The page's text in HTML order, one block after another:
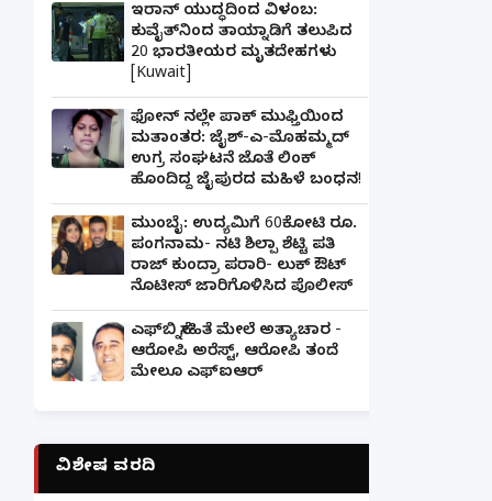
ಇರಾನ್ ಯುದ್ಧದಿಂದ ವಿಳಂಬ:
ಕುವೈತ್‌ನಿಂದ ತಾಯ್ನಾಡಿಗೆ ತಲುಪಿದ
20 ಭಾರತೀಯರ ಮೃತದೇಹಗಳು
[Kuwait]
ಫೋನ್ ನಲ್ಲೇ ಪಾಕ್ ಮುಫ್ತಿಯಿಂದ
ಮತಾಂತರ: ಜೈಶ್-ಎ-ಮೊಹಮ್ಮದ್
ಉಗ್ರ ಸಂಘಟನೆ ಜೊತೆ ಲಿಂಕ್
ಹೊಂದಿದ್ದ ಜೈಪುರದ ಮಹಿಳೆ ಬಂಧನ!
ಮುಂಬೈ: ಉದ್ಯಮಿಗೆ 60ಕೋಟಿ ರೂ.
ಪಂಗನಾಮ- ನಟಿ ಶಿಲ್ಪಾ ಶೆಟ್ಟಿ ಪತಿ
ರಾಜ್ ಕುಂದ್ರಾ ಪರಾರಿ- ಲುಕ್ ಔಟ್
ನೊಟೀಸ್ ಜಾರಿಗೊಳಿಸಿದ ಪೊಲೀಸ್
ಎಫ್‌ಬಿ ಸ್ನೇಹಿತೆ ಮೇಲೆ ಅತ್ಯಾಚಾರ -
ಆರೋಪಿ ಅರೆಸ್ಟ್, ಆರೋಪಿ ತಂದೆ
ಮೇಲೂ ಎಫ್ಐಆರ್
ವಿಶೇಷ ವರದಿ